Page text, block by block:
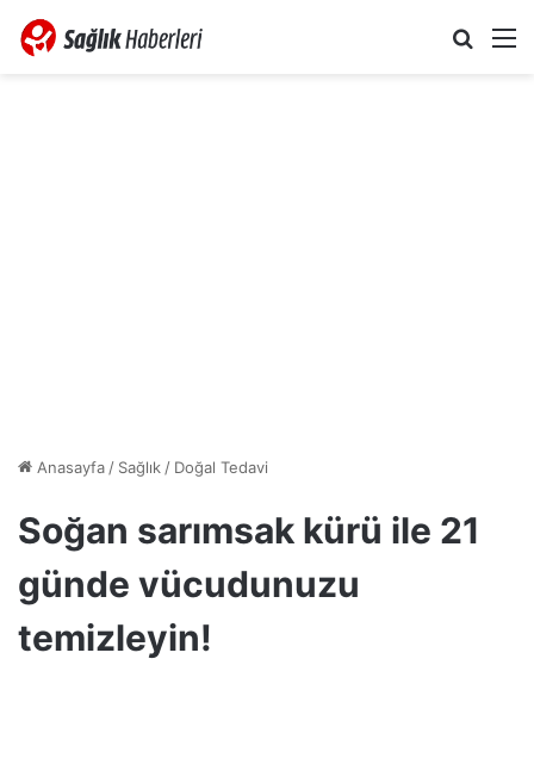
Anasayfa/ Sağlık/ Doğal Tedavi
Soğan sarımsak kürü ile 21
günde vücudunuzu
temizleyin!